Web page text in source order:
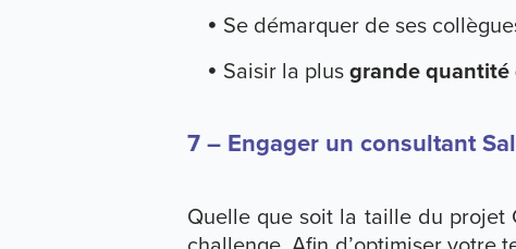
Se démarquer de ses
Saisir la plusgrande quantité
7 – Engager un consultant
Quelle que soit la taille du projet